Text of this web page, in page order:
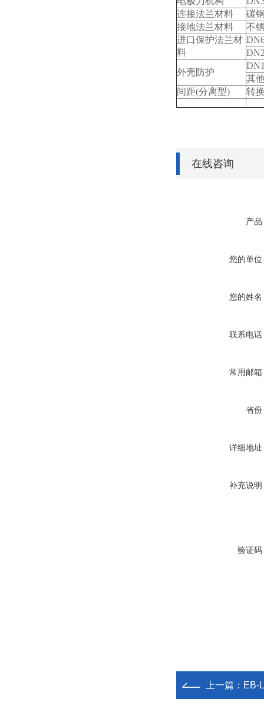
连接法兰材料
碳
接地法兰材料
不
进口保护法兰材
料
外壳防护
其
间距(分离型)
转
在线咨询
产品
您的单位
您的姓名
联系电话
常用邮箱
省份
详细地址
补充说明
验证码
上一篇： EB-